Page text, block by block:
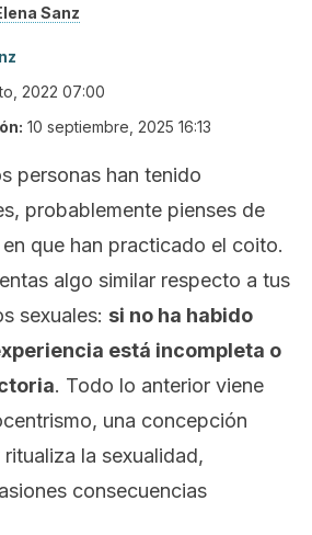
Sanz
2022 07:00
10 septiembre, 2025 16:13
personas han tenido
probablemente pienses de
que han practicado el coito.
algo similar respecto a tus
sexuales: si no ha habido
está incompleta o
. Todo lo anterior viene
una concepción
la sexualidad,
consecuencias